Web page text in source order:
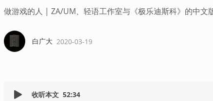
做游戏的人 | ZA/UM、轻语工作室与《极乐迪斯科》的中文
白广大 2020-03-19
收听本文 52:34